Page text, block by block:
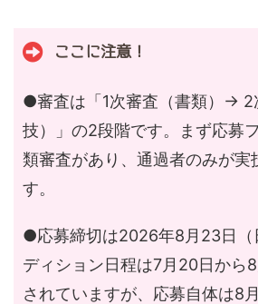
ここに注意！
●審査は「1次審査（書類）→ 2
技）」の2段階です。まず応募
類審査があり、通過者のみが実
す。
●応募締切は2026年8月23日（
ディション日程は7月20日から
されていますが、応募自体は8